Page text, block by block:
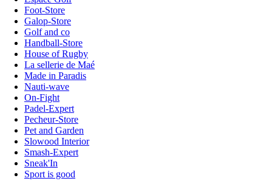
Foot-Store
Galop-Store
Golf and co
Handball-Store
House of Rugby
La sellerie de Maé
Made in Paradis
Nauti-wave
On-Fight
Padel-Expert
Pecheur-Store
Pet and Garden
Slowood Interior
Smash-Expert
Sneak'In
Sport is good